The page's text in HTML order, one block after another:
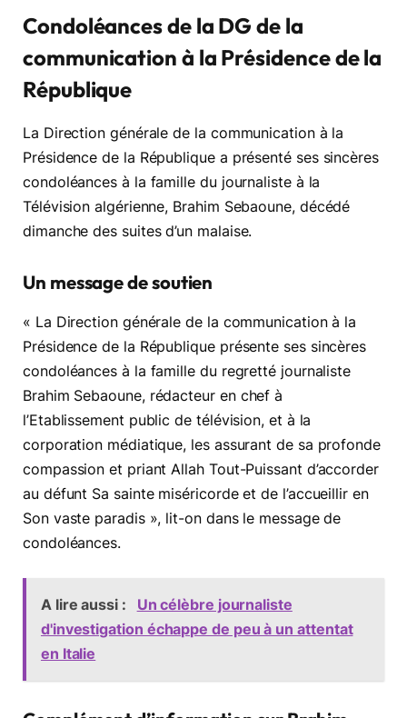
Condoléances de la DG de la
communication à la Présidence de la
République
La Direction générale de la communication à la
Présidence de la République a présenté ses sincères
condoléances à la famille du journaliste à la
Télévision algérienne, Brahim Sebaoune, décédé
dimanche des suites d’un malaise.
Un message de soutien
« La Direction générale de la communication à la
Présidence de la République présente ses sincères
condoléances à la famille du regretté journaliste
Brahim Sebaoune, rédacteur en chef à
l’Etablissement public de télévision, et à la
corporation médiatique, les assurant de sa profonde
compassion et priant Allah Tout-Puissant d’accorder
au défunt Sa sainte miséricorde et de l’accueillir en
Son vaste paradis », lit-on dans le message de
condoléances.
A lire aussi :
Un célèbre journaliste
d'investigation échappe de peu à un attentat
en Italie